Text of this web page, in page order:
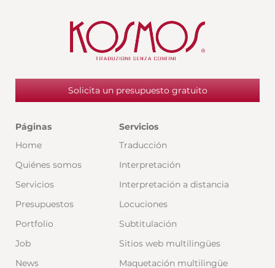
Solicita un presupuesto gratuito
Páginas
Home
Quiénes somos
Servicios
Presupuestos
Portfolio
Job
News
Servicios
Traducción
Interpretación
Interpretación a distancia
Locuciones
Subtitulación
Sitios web multilingües
Maquetación multilingüe